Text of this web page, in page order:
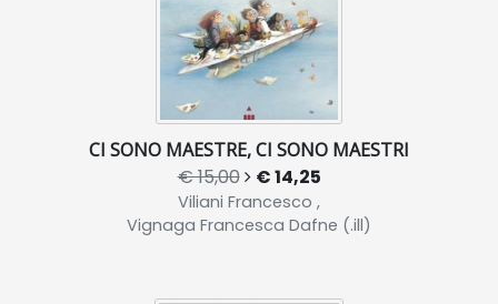
CI SONO MAESTRE, CI SONO MAESTRI
€ 15,00 € 14,25
Viliani Francesco ,
Vignaga Francesca Dafne (.ill)